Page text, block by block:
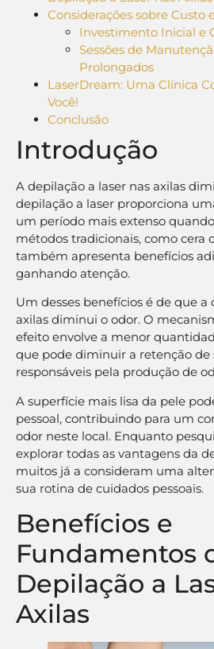
Considerações sobre Custo
Investimento Inicial e
Sessões de
Prolongados
LaserDream: Uma Clínica
Você!
Conclusão
Introdução
A depilação a laser nas axilas
depilação a laser proporciona
um período mais extenso
métodos tradicionais, como cera
também apresenta benefícios
ganhando atenção.
Um desses benefícios é de que a
axilas diminui o odor. O
efeito envolve a menor
que pode diminuir a retenção de
responsáveis pela produção de
A superfície mais lisa da pele
pessoal, contribuindo para um
odor neste local. Enquanto
explorar todas as vantagens da
muitos já a consideram uma
sua rotina de cuidados pessoais.
Benefícios e
Fundamentos
Depilação a
Axilas